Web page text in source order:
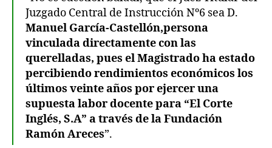
Juzgado Central de Instrucción Nº6 sea D.
Manuel García-Castellón,persona
vinculada directamente con las
querelladas, pues el Magistrado ha estado
percibiendo rendimientos económicos los
últimos veinte años por ejercer una
supuesta labor docente para “El Corte
Inglés, S.A” a través de la Fundación
Ramón Areces”.